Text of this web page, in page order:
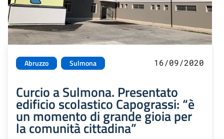
Abruzzo Sulmona 16/09/2020
Curcio a Sulmona. Presentato
edificio scolastico Capograssi: “è
un momento di grande gioia per
la comunità cittadina”